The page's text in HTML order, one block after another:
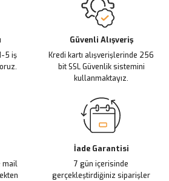
bilgiler bulunuyor.
daha pahalı.
olmalı.
5 iş
Güvenli Alışveriş
Kredi kartı alışverişlerinde 256
bit SSL Güvenlik sistemini
kullanmaktayız.
mail
İade Garantisi
7 gün içerisinde
gerçekleştirdiğiniz siparişler